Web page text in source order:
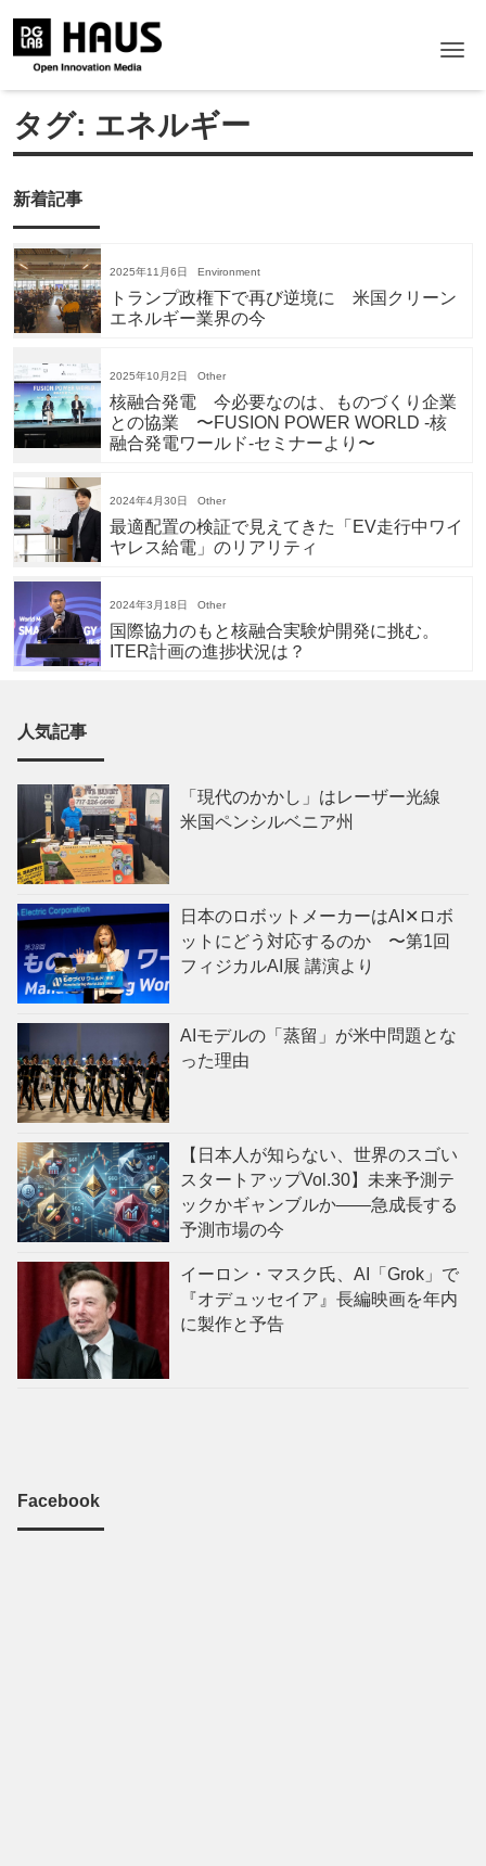
タグ: エネルギー
新着記事
2025年11月6日 Environment
トランプ政権下で再び逆境に 米国クリーン
エネルギー業界の今
2025年10月2日 Other
核融合発電 今必要なのは、ものづくり企業
との協業 〜FUSION POWER WORLD -核
融合発電ワールド-セミナーより〜
2024年4月30日 Other
最適配置の検証で見えてきた「EV走行中ワイ
ヤレス給電」のリアリティ
2024年3月18日 Other
国際協力のもと核融合実験炉開発に挑む。
ITER計画の進捗状況は？
人気記事
「現代のかかし」はレーザー光線
米国ペンシルベニア州
日本のロボットメーカーはAI✕ロボ
ットにどう対応するのか 〜第1回
フィジカルAI展 講演より
AIモデルの「蒸留」が米中問題とな
った理由
【日本人が知らない、世界のスゴい
スタートアップVol.30】未来予測テ
ックかギャンブルか——急成長する
予測市場の今
イーロン・マスク氏、AI「Grok」で
『オデュッセイア』長編映画を年内
に製作と予告
Facebook